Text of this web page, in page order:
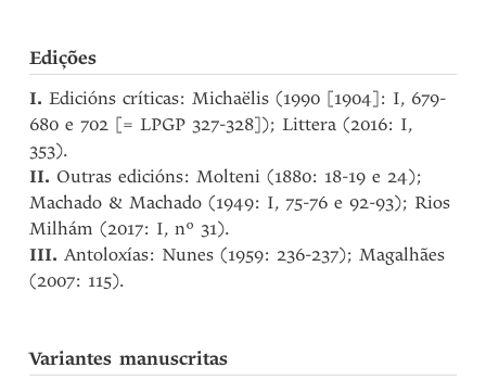
Edições
I. Edicións críticas: Michaëlis (1990 [1904]: I, 679-
680 e 702 [= LPGP 327-328]); Littera (2016: I,
353).
II. Outras edicións: Molteni (1880: 18-19 e 24);
Machado & Machado (1949: I, 75-76 e 92-93); Rios
Milhám (2017: I, nº 31).
III. Antoloxías: Nunes (1959: 236-237); Magalhães
(2007: 115).
Variantes manuscritas